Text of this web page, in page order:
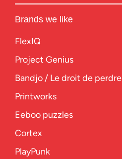
Brands we like
FlexIQ
Project Genius
Bandjo / Le droit de perdre
Printworks
Eeboo puzzles
Cortex
PlayPunk